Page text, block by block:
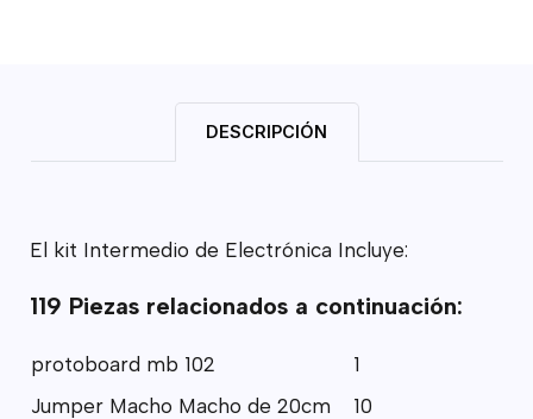
DESCRIPCIÓN
El kit Intermedio de Electrónica Incluye:
119 Piezas relacionados a continuación:
protoboard mb 102
1
Jumper Macho Macho de 20cm
10